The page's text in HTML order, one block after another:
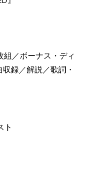
／ボーナス・ディ
録／解説／歌詞・
ト